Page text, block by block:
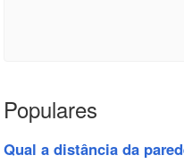
Populares
Qual a distância da